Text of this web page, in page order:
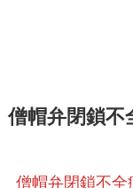
僧帽弁閉鎖不
僧帽弁閉鎖不全